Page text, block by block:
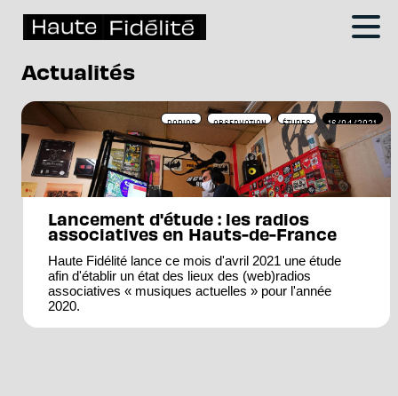
Actualités
RADIOS OBSERVATION ÉTUDES 16/04/2021
Lancement d'étude : les radios
associatives en Hauts-de-France
Haute Fidélité lance ce mois d'avril 2021 une étude
afin d'établir un état des lieux des (web)radios
associatives « musiques actuelles » pour l'année
2020.